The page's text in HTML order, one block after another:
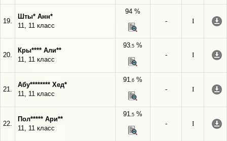
19.
Шты* Анн*
11, 11 класс
94 %
-
I
20.
Кры**** Али**
11, 11 класс
93,5 %
-
I
21.
Абу******** Хед*
11, 11 класс
91,6 %
-
I
22.
Пол***** Ари**
11, 11 класс
91,5 %
-
I